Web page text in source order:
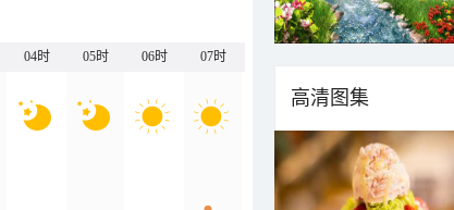
04时 05时 06时 07时
高清图集